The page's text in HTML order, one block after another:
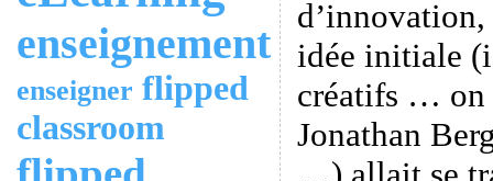
enseignement
enseigner flipped
classroom
idée initiale
créatifs … on
Jonathan